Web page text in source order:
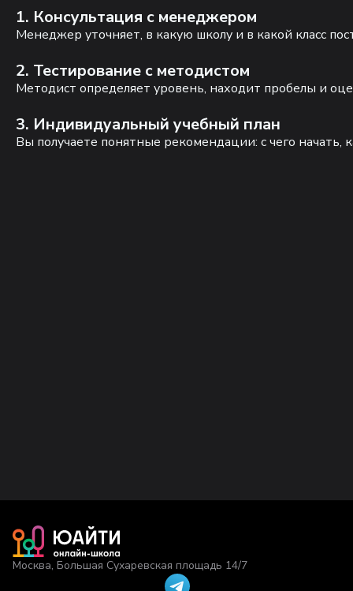
1. Консультация с менеджером
Менеджер уточняет, в какую школу и в какой класс
2. Тестирование с методистом
Методист определяет уровень, находит пробелы и
3. Индивидуальный учебный план
Вы получаете понятные рекомендации: с чего начать,
Москва, Большая Сухаревская площадь 14/7